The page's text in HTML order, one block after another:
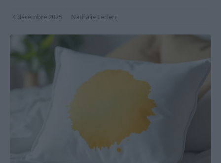
4 décembre 2025 Nathalie Leclerc